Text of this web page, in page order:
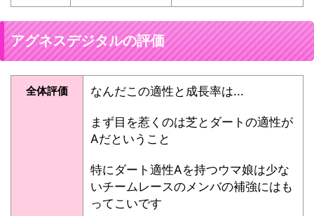
アグネスデジタルの評価
全体評価 なんだこの適性と成長率は...
まず目を惹くのは芝とダートの適性が
Aだということ
特にダート適性Aを持つウマ娘は少な
いチームレースのメンバの補強にはも
ってこいです